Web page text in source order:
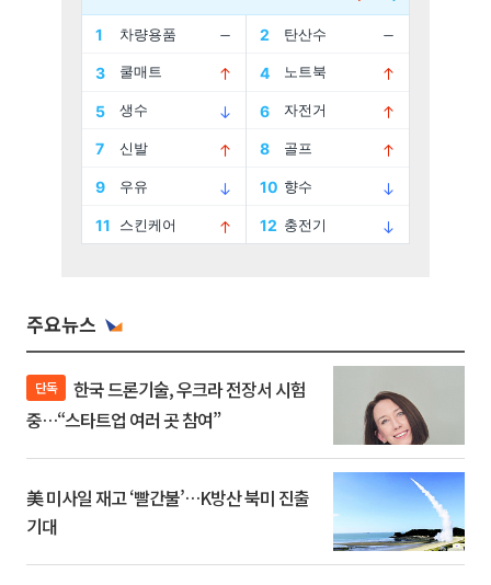
주요뉴스
단독
중…“스타트업 여러 곳 참여”
美 미사일 재고 ‘빨간불’…K방산 북미 진출
기대